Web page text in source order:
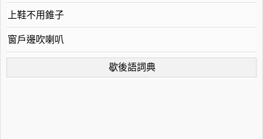
上鞋不用錐子
窗戶邊吹喇叭
歇後語詞典